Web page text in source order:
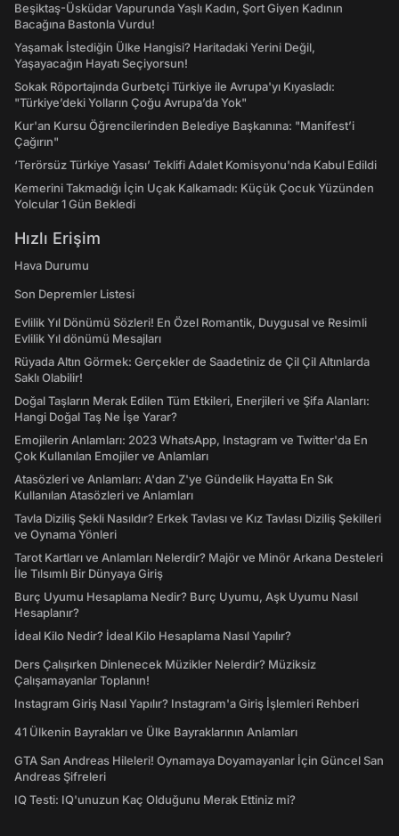
Beşiktaş-Üsküdar Vapurunda Yaşlı Kadın, Şort Giyen Kadının
Bacağına Bastonla Vurdu!
Yaşamak İstediğin Ülke Hangisi? Haritadaki Yerini Değil,
Yaşayacağın Hayatı Seçiyorsun!
Sokak Röportajında Gurbetçi Türkiye ile Avrupa'yı Kıyasladı:
"Türkiye’deki Yolların Çoğu Avrupa’da Yok"
Kur'an Kursu Öğrencilerinden Belediye Başkanına: "Manifest’i
Çağırın"
‘Terörsüz Türkiye Yasası’ Teklifi Adalet Komisyonu'nda Kabul Edildi
Kemerini Takmadığı İçin Uçak Kalkamadı: Küçük Çocuk Yüzünden
Yolcular 1 Gün Bekledi
Hızlı Erişim
Hava Durumu
Son Depremler Listesi
Evlilik Yıl Dönümü Sözleri! En Özel Romantik, Duygusal ve Resimli
Evlilik Yıl dönümü Mesajları
Rüyada Altın Görmek: Gerçekler de Saadetiniz de Çil Çil Altınlarda
Saklı Olabilir!
Doğal Taşların Merak Edilen Tüm Etkileri, Enerjileri ve Şifa Alanları:
Hangi Doğal Taş Ne İşe Yarar?
Emojilerin Anlamları: 2023 WhatsApp, Instagram ve Twitter'da En
Çok Kullanılan Emojiler ve Anlamları
Atasözleri ve Anlamları: A'dan Z'ye Gündelik Hayatta En Sık
Kullanılan Atasözleri ve Anlamları
Tavla Diziliş Şekli Nasıldır? Erkek Tavlası ve Kız Tavlası Diziliş Şekilleri
ve Oynama Yönleri
Tarot Kartları ve Anlamları Nelerdir? Majör ve Minör Arkana Desteleri
İle Tılsımlı Bir Dünyaya Giriş
Burç Uyumu Hesaplama Nedir? Burç Uyumu, Aşk Uyumu Nasıl
Hesaplanır?
İdeal Kilo Nedir? İdeal Kilo Hesaplama Nasıl Yapılır?
Ders Çalışırken Dinlenecek Müzikler Nelerdir? Müziksiz
Çalışamayanlar Toplanın!
Instagram Giriş Nasıl Yapılır? Instagram'a Giriş İşlemleri Rehberi
41 Ülkenin Bayrakları ve Ülke Bayraklarının Anlamları
GTA San Andreas Hileleri! Oynamaya Doyamayanlar İçin Güncel San
Andreas Şifreleri
IQ Testi: IQ'unuzun Kaç Olduğunu Merak Ettiniz mi?